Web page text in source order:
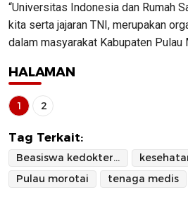
“Universitas Indonesia dan Rumah
kita serta jajaran TNI, merupakan
dalam masyarakat Kabupaten Pulau
HALAMAN
1 2
Tag Terkait:
Beasiswa kedokteran
Pulau morotai
tenaga medis